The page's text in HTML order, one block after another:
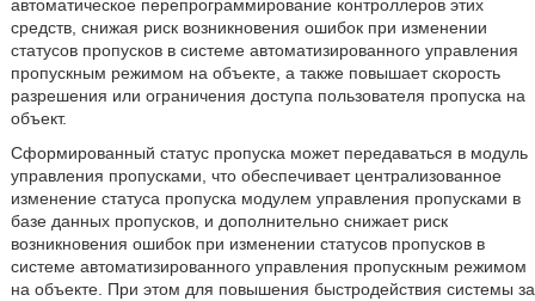
автоматическое перепрограммирование контроллеров этих
средств, снижая риск возникновения ошибок при изменении
статусов пропусков в системе автоматизированного управления
пропускным режимом на объекте, а также повышает скорость
разрешения или ограничения доступа пользователя пропуска на
объект.
Сформированный статус пропуска может передаваться в модуль
управления пропусками, что обеспечивает централизованное
изменение статуса пропуска модулем управления пропусками в
базе данных пропусков, и дополнительно снижает риск
возникновения ошибок при изменении статусов пропусков в
системе автоматизированного управления пропускным режимом
на объекте. При этом для повышения быстродействия системы за